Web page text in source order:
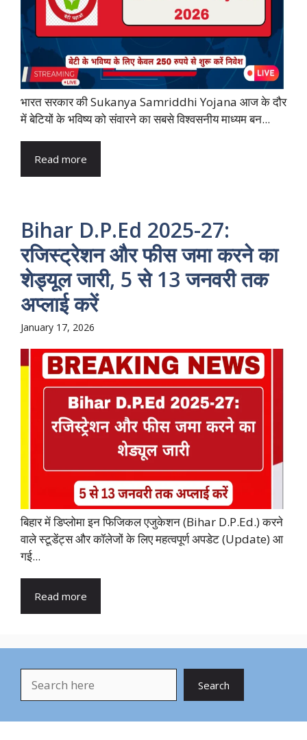
भारत सरकार की Sukanya Samriddhi Yojana आज के दौर
में बेटियों के भविष्य को संवारने का सबसे विश्वसनीय माध्यम बन...
Read more
Bihar D.P.Ed 2025-27:
रजिस्ट्रेशन और फीस जमा करने का
शेड्यूल जारी, 5 से 13 जनवरी तक
अप्लाई करें
January 17, 2026
बिहार में डिप्लोमा इन फिजिकल एजुकेशन (Bihar D.P.Ed.) करने
वाले स्टूडेंट्स और कॉलेजों के लिए महत्वपूर्ण अपडेट (Update) आ
गई...
Read more
Search